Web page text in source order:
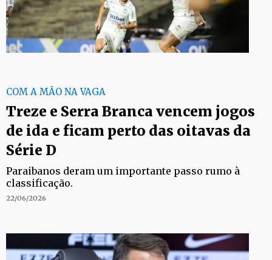
COM A MÃO NA VAGA
Treze e Serra Branca vencem jogos
de ida e ficam perto das oitavas da
Série D
Paraibanos deram um importante passo rumo à
classificação.
22/06/2026